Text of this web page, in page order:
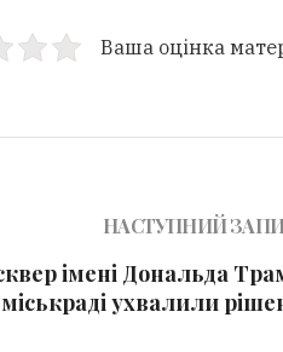
Ваша оцінка
НАСТУПНИЙ
імені Дональда
міськраді ухвалили